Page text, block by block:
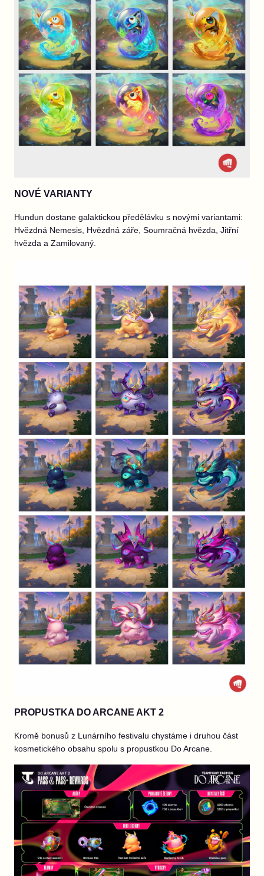
NOVÉ VARIANTY
Hundun dostane galaktickou předělávku s novými variantami:
Hvězdná Nemesis, Hvězdná záře, Soumračná hvězda, Jitřní
hvězda a Zamilovaný.
PROPUSTKA DO ARCANE AKT 2
Kromě bonusů z Lunárního festivalu chystáme i druhou část
kosmetického obsahu spolu s propustkou Do Arcane.